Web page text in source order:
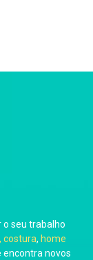
o seu trabalho
costura, home
encontra novos